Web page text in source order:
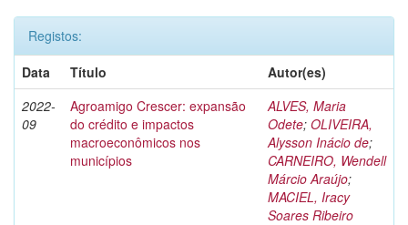
Registos:
Data
Título
Autor(es)
2022-
09
Agroamigo Crescer: expansão
do crédito e impactos
macroeconômicos nos
municípios
ALVES, Maria
Odete; OLIVEIRA,
Alysson Inácio de;
CARNEIRO, Wendell
Márcio Araújo;
MACIEL, Iracy
Soares Ribeiro